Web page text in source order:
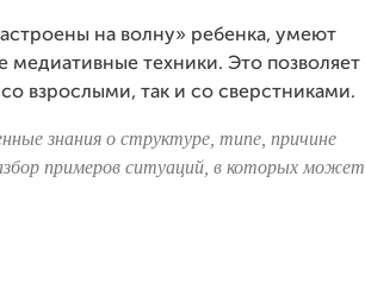
на волну» ребенка, умеют
техники. Это позволяет
взрослыми, так и со сверстниками.
знания о структуре, типе, причине
примеров ситуаций, в которых может